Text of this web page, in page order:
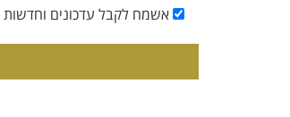
אשמח לקבל עדכונים וחדשות